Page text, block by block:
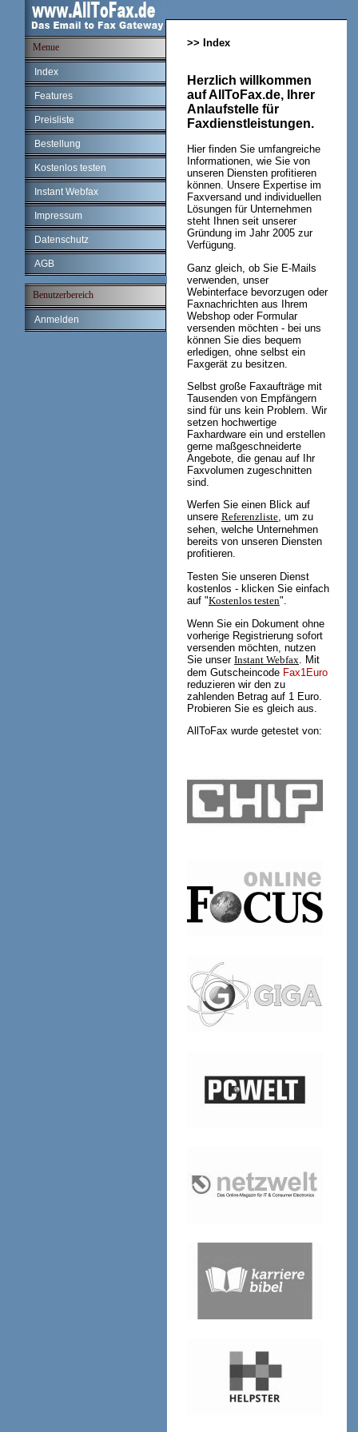
Menue
Index
Features
Preisliste
Bestellung
Kostenlos testen
Instant Webfax
Impressum
Datenschutz
AGB
Benutzerbereich
Anmelden
>> Index
Herzlich willkommen
auf AllToFax.de, Ihrer
Anlaufstelle für
Faxdienstleistungen.
Hier finden Sie umfangreiche
Informationen, wie Sie von
unseren Diensten profitieren
können. Unsere Expertise im
Faxversand und individuellen
Lösungen für Unternehmen
steht Ihnen seit unserer
Gründung im Jahr 2005 zur
Verfügung.
Ganz gleich, ob Sie E-Mails
verwenden, unser
Webinterface bevorzugen oder
Faxnachrichten aus Ihrem
Webshop oder Formular
versenden möchten - bei uns
können Sie dies bequem
erledigen, ohne selbst ein
Faxgerät zu besitzen.
Selbst große Faxaufträge mit
Tausenden von Empfängern
sind für uns kein Problem. Wir
setzen hochwertige
Faxhardware ein und erstellen
gerne maßgeschneiderte
Angebote, die genau auf Ihr
Faxvolumen zugeschnitten
sind.
Werfen Sie einen Blick auf
unsere Referenzliste, um zu
sehen, welche Unternehmen
bereits von unseren Diensten
profitieren.
Testen Sie unseren Dienst
kostenlos - klicken Sie einfach
auf "Kostenlos testen".
Wenn Sie ein Dokument ohne
vorherige Registrierung sofort
versenden möchten, nutzen
Sie unser Instant Webfax . Mit
dem Gutscheincode Fax1Euro
reduzieren wir den zu
zahlenden Betrag auf 1 Euro.
Probieren Sie es gleich aus.
AllToFax wurde getestet von: